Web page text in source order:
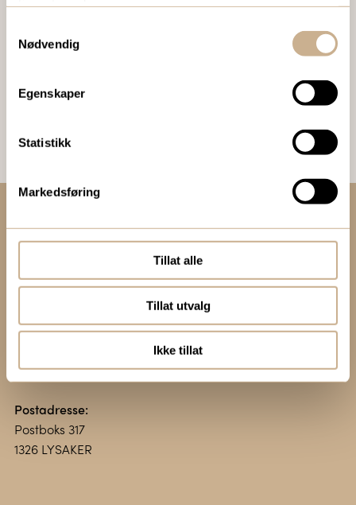
Nødvendig
Egenskaper
Statistikk
Markedsføring
Tillat alle
Tillat utvalg
Ikke tillat
med siste nytt innenfor ortopedi, traume, kirurgi, hospital
Bestill Ortomedia
Kontakt oss:
ortomedic@ortomedic.no
Besøksadresse:
1366 LYSAKER
Postadresse:
Postboks 317
1326 LYSAKER